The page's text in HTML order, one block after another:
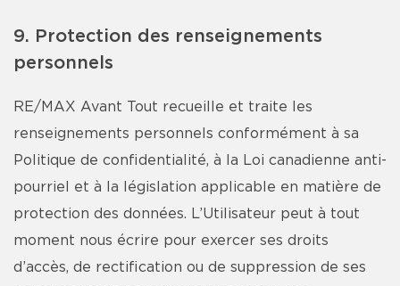
9. Protection des renseignements
personnels
RE/MAX Avant Tout recueille et traite les
renseignements personnels conformément à sa
Politique de confidentialité, à la Loi canadienne anti-
pourriel et à la législation applicable en matière de
protection des données. L’Utilisateur peut à tout
moment nous écrire pour exercer ses droits
d’accès, de rectification ou de suppression de ses